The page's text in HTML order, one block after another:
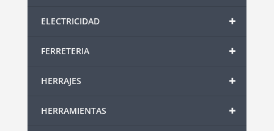
+
ELECTRICIDAD
+
FERRETERIA
+
HERRAJES
+
HERRAMIENTAS